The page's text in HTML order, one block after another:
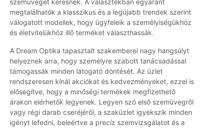
szemüveget keresnek. A választékban egyaránt
megtalálhatók a klasszikus és a legújabb trendek szerint
válogatott modellek, hogy ügyfeleik a személyiségükhöz
és életvitelükhöz illő terméket választhassák.
A Dream Optika tapasztalt szakemberei nagy hangsúlyt
helyeznek arra, hogy személyre szabott tanácsadással
támogassák minden látogató döntését. Az üzlet
rendszeresen kínál akciókat és kedvezményeket, ezzel is
elősegítve, hogy a minőségi termékek megfizethető
árakon elérhetők legyenek. Legyen szó első szemüvegről
vagy régi darab cseréjéről, a szaküzlet igyekszik minden
igényt lefedni, beleértve a precíz szemvizsgálatot és a